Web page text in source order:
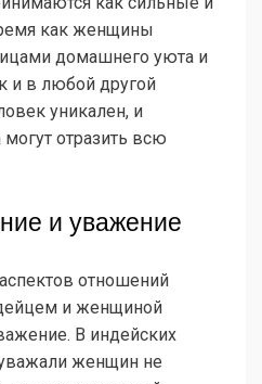
как женщины
домашнего уюта и
и в любой другой
уникален, и
отразить всю
и уважение
отношений
и женщиной
В индейских
женщин не